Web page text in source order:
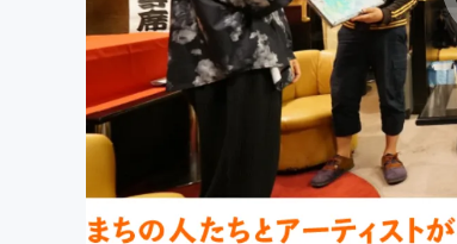
まちづくり・地域活性化